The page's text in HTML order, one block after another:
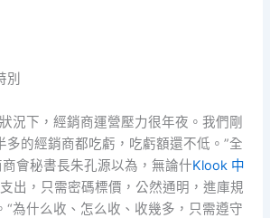
別
況下，經銷商運營壓力很年夜。我們剛
多的經銷商都吃虧，吃虧額還不低。”全
會秘書長朱孔源以為，無論什Klook 中
出，只需密碼標價，公然通明，進庫規
“為什么收、怎么收、收幾多，只需遵守